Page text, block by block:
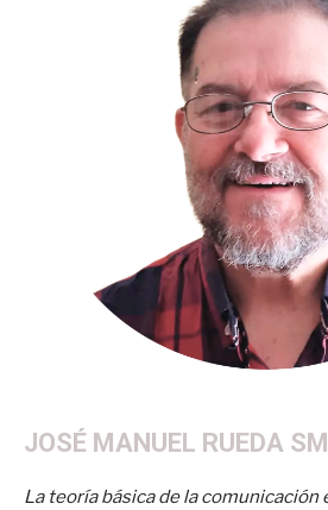
JOSÉ MANUEL RUEDA
La teoría básica de la comunicación